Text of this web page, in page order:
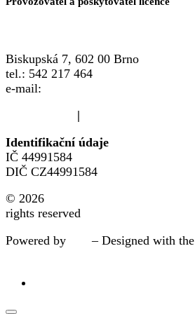
Biskupská 7, 602 00 Brno
tel.: 542 217 464
e-mail:
|
Identifikační údaje
IČ 44991584
DIČ CZ44991584
© 2026
rights reserved
Powered by
– Designed with the